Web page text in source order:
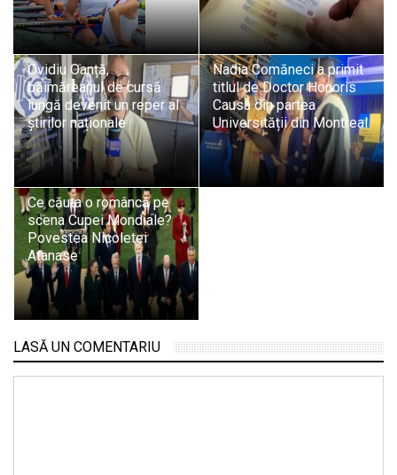
Ovidiu Oanță,
băimăreanul de cursă
lungă devenit un reper al
știrilor naționale
Nadia Comăneci a primit
titlul de Doctor Honoris
Causa din partea
Universității din Montreal
Ce căuta o româncă pe
scena Cupei Mondiale?
Povestea Nicoletei
Atanase
LASĂ UN COMENTARIU